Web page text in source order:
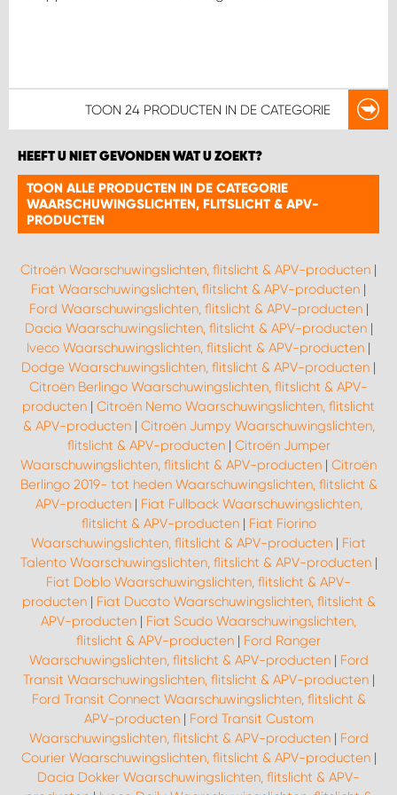
TOON 24 PRODUCTEN IN DE CATEGORIE
HEEFT U NIET GEVONDEN WAT U ZOEKT?
TOON ALLE PRODUCTEN IN DE CATEGORIE
WAARSCHUWINGSLICHTEN, FLITSLICHT & APV-
PRODUCTEN
Citroën Waarschuwingslichten, flitslicht & APV-producten |
Fiat Waarschuwingslichten, flitslicht & APV-producten |
Ford Waarschuwingslichten, flitslicht & APV-producten|
Dacia Waarschuwingslichten, flitslicht & APV-producten|
Iveco Waarschuwingslichten, flitslicht & APV-producten |
Dodge Waarschuwingslichten, flitslicht & APV-producten |
Citroën Berlingo Waarschuwingslichten, flitslicht & APV-
producten | Citroën Nemo Waarschuwingslichten, flitslicht
& APV-producten| Citroën Jumpy Waarschuwingslichten,
flitslicht & APV-producten| Citroën Jumper
Waarschuwingslichten, flitslicht & APV-producten | Citroën
Berlingo 2019- tot heden Waarschuwingslichten, flitslicht &
APV-producten| Fiat Fullback Waarschuwingslichten,
flitslicht & APV-producten| Fiat Fiorino
Waarschuwingslichten, flitslicht & APV-producten | Fiat
Talento Waarschuwingslichten, flitslicht & APV-producten|
Fiat Doblo Waarschuwingslichten, flitslicht & APV-
producten| Fiat Ducato Waarschuwingslichten, flitslicht &
APV-producten | Fiat Scudo Waarschuwingslichten,
flitslicht & APV-producten | Ford Ranger
Waarschuwingslichten, flitslicht & APV-producten| Ford
Transit Waarschuwingslichten, flitslicht & APV-producten|
Ford Transit Connect Waarschuwingslichten, flitslicht &
APV-producten| Ford Transit Custom
Waarschuwingslichten, flitslicht & APV-producten| Ford
Courier Waarschuwingslichten, flitslicht & APV-producten|
Dacia Dokker Waarschuwingslichten, flitslicht & APV-